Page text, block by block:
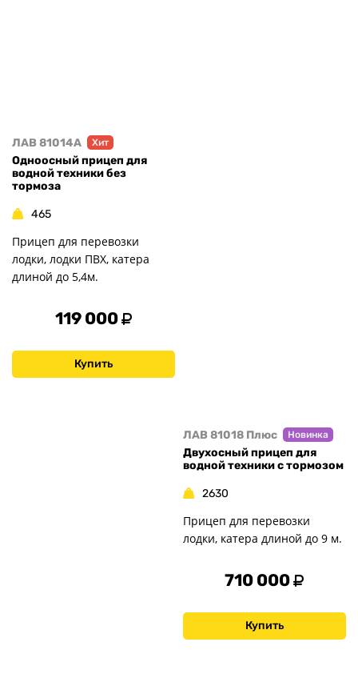
ЛАВ 81014A Хит
Одноосный прицеп для
водной техники без
тормоза
465
Прицеп для перевозки
лодки, лодки ПВХ, катера
длиной до 5,4м.
119 000
Купить
ЛАВ 81018 Плюс Новинка
Двухосный прицеп для
водной техники с тормозом
2630
Прицеп для перевозки
лодки, катера длиной до 9 м.
710 000
Купить